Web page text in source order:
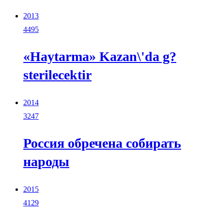
2013
4495
«Haytarma» Kazan\'da g?
sterilecektir
2014
3247
Россия обречена собирать
народы
2015
4129